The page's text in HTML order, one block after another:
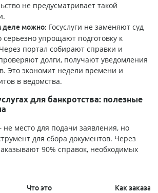
не предусматривает такой
деле можно: Госуслуги не заменяют суд
упрощают подготовку к
портал собирают справки и
долги, получают уведомления
Это экономит недели времени и
в ведомства.
для банкротства: полезные
не место для подачи заявления, но
для сбора документов. Через
90% справок, необходимых
Что это Как заказать